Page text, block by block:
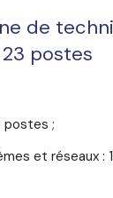
de
postes
postes ;
et réseaux :